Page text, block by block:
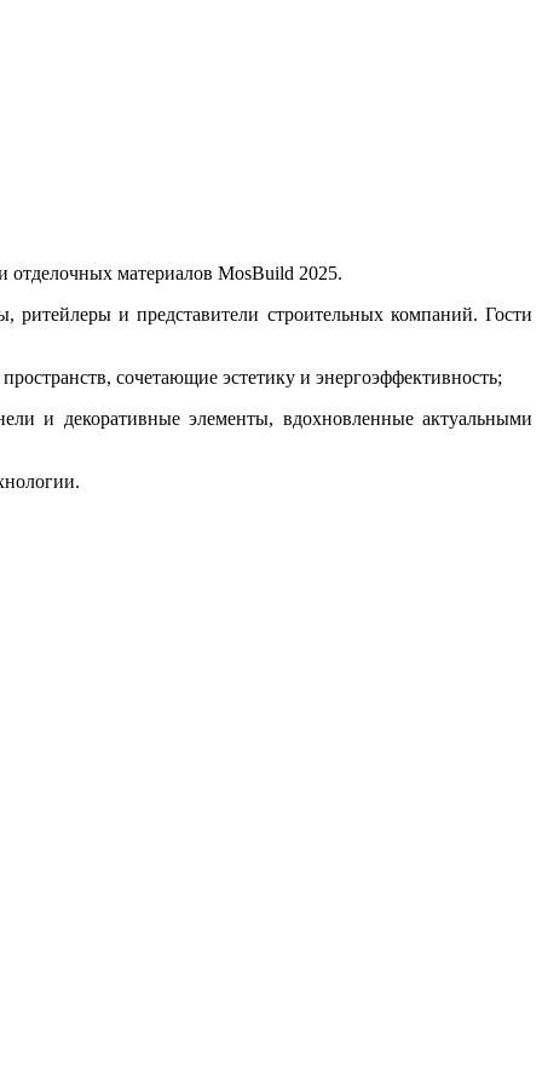
отделочных материалов MosBuild 2025.
ритейлеры и представители строительных компаний. Гости
сочетающие эстетику и энергоэффективность;
и декоративные элементы, вдохновленные актуальными